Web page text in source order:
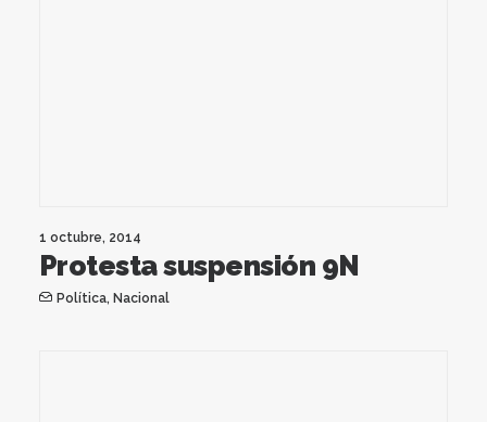
1 octubre, 2014
Protesta suspensión 9N
Política, Nacional